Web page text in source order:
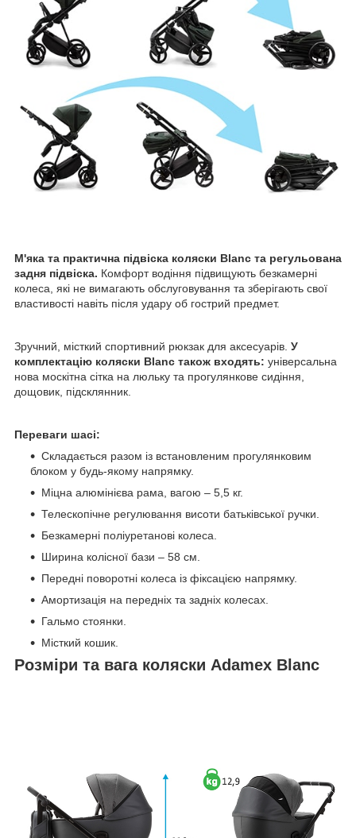
М'яка та практична підвіска коляски Blanc та регульована
задня підвіска. Комфорт водіння підвищують безкамерні
колеса, які не вимагають обслуговування та зберігають свої
властивості навіть після удару об гострий предмет.
Зручний, місткий спортивний рюкзак для аксесуарів. У
комплектацію коляски Blanc також входять: універсальна
нова москітна сітка на люльку та прогулянкове сидіння,
дощовик, підсклянник.
Переваги шасі:
Складається разом із встановленим прогулянковим
блоком у будь-якому напрямку.
Міцна алюмінієва рама, вагою – 5,5 кг.
Телескопічне регулювання висоти батьківської ручки.
Безкамерні поліуретанові колеса.
Ширина колісної бази – 58 см.
Передні поворотні колеса із фіксацією напрямку.
Амортизація на передніх та задніх колесах.
Гальмо стоянки.
Місткий кошик.
Розміри та вага коляски Adamex Blanc